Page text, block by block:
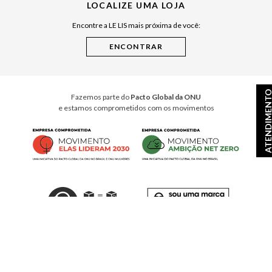
Cuidados Casa
LOCALIZE UMA LOJA
Encontre a LE LIS mais próxima de você:
Fazemos parte do Pacto Global da ONU
e estamos comprometidos com os movimentos